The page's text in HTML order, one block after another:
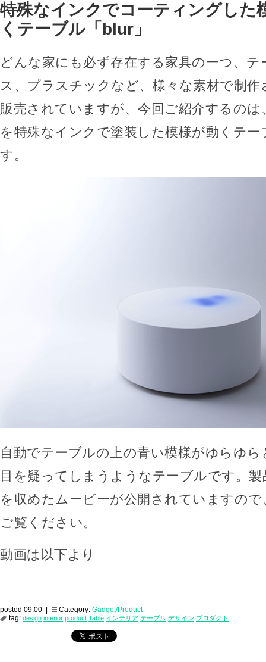
特殊なインクでコーティングした
くテーブル「blur」
どんな家にも必ず存在する家具の一つ、
ス、プラスチックなど、様々な素材で制
販売されていますが、今回ご紹介するの
を特殊なインクで塗装した模様が動くテー
す。
自動でテーブルの上の青い模様がゆらゆら
目を疑ってしまうようなテーブルです。
を収めたムービーが公開されていますの
ご覧ください。
動画は以下より
posted 09:00 | Category: Gadget/Product
tag: design interior product Table インテリア テーブル デザイン プロダクト